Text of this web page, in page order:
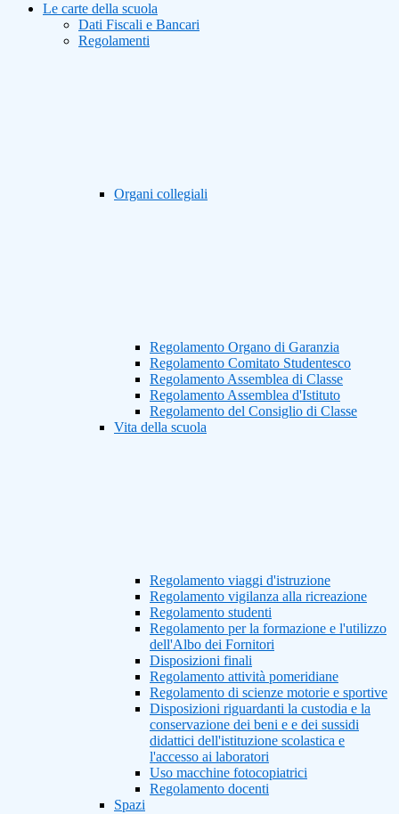
Le carte della scuola
Dati Fiscali e Bancari
Regolamenti
Organi collegiali
Regolamento Organo di Garanzia
Regolamento Comitato Studentesco
Regolamento Assemblea di Classe
Regolamento Assemblea d'Istituto
Regolamento del Consiglio di Classe
Vita della scuola
Regolamento viaggi d'istruzione
Regolamento vigilanza alla ricreazione
Regolamento studenti
Regolamento per la formazione e l'utilizzo
dell'Albo dei Fornitori
Disposizioni finali
Regolamento attività pomeridiane
Regolamento di scienze motorie e sportive
Disposizioni riguardanti la custodia e la
conservazione dei beni e e dei sussidi
didattici dell'istituzione scolastica e
l'accesso ai laboratori
Uso macchine fotocopiatrici
Regolamento docenti
Spazi